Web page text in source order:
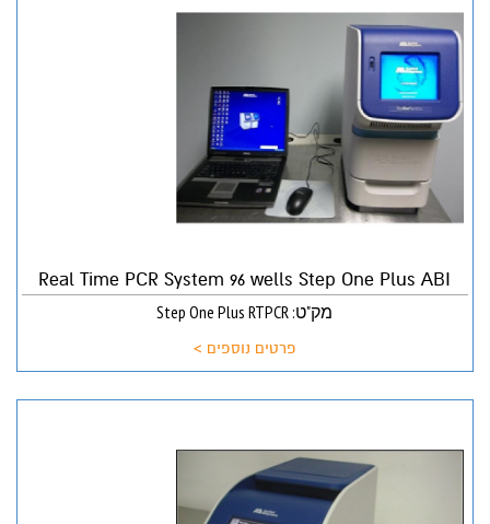
Real Time PCR System 96 wells Step One Plus ABI
מק"ט: Step One Plus RTPCR
פרטים נוספים >